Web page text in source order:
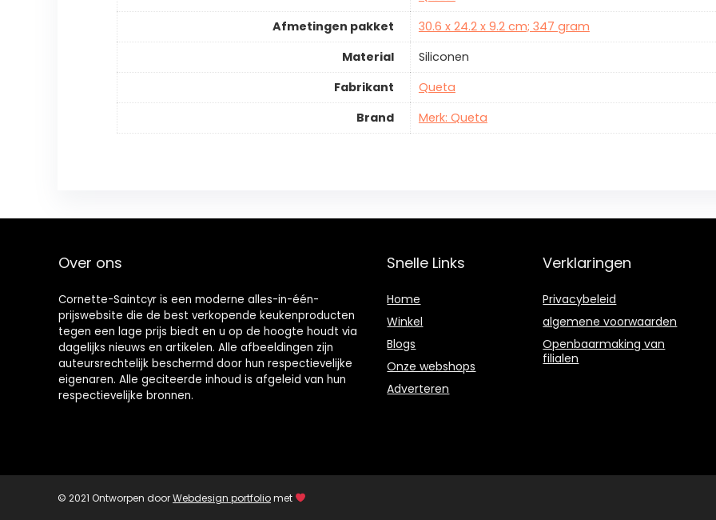
Afmetingen pakket
30.6 x 24.2 x 9.2 cm; 347 gram
Material
Siliconen
Fabrikant
Queta
Brand
Merk: Queta
Over ons
Cornette-Saintcyr is een moderne alles-in-één-
prijswebsite die de best verkopende keukenproducten
tegen een lage prijs biedt en u op de hoogte houdt via
dagelijks nieuws en artikelen. Alle afbeeldingen zijn
auteursrechtelijk beschermd door hun respectievelijke
eigenaren. Alle geciteerde inhoud is afgeleid van hun
respectievelijke bronnen.
Snelle Links
Home
Winkel
Blogs
Onze webshops
Adverteren
Verklaringen
Privacybeleid
algemene voorwaarden
Openbaarmaking van
filialen
© 2021 Ontworpen doorWebdesign portfoliomet